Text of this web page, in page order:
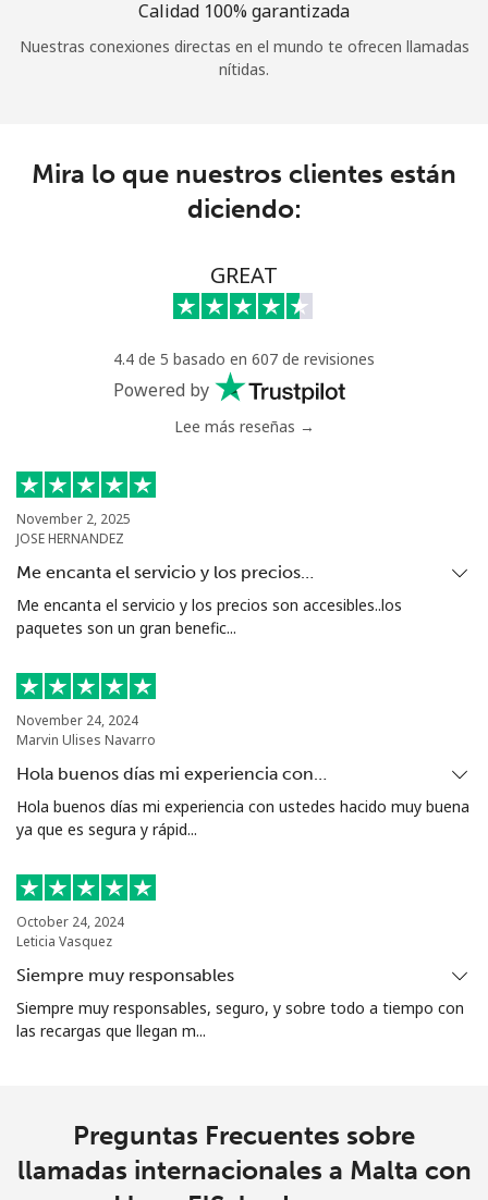
Calidad 100% garantizada
Nuestras conexiones directas en el mundo te ofrecen llamadas
nítidas.
Mira lo que nuestros clientes están
diciendo:
GREAT
4.4 de 5 basado en 607 de revisiones
Powered by
Lee más reseñas →
November 2, 2025
JOSE HERNANDEZ
Me encanta el servicio y los precios…
Me encanta el servicio y los precios son accesibles..los
paquetes son un gran benefic...
November 24, 2024
Marvin Ulises Navarro
Hola buenos días mi experiencia con…
Hola buenos días mi experiencia con ustedes hacido muy buena
ya que es segura y rápid...
October 24, 2024
Leticia Vasquez
Siempre muy responsables
Siempre muy responsables, seguro, y sobre todo a tiempo con
las recargas que llegan m...
Preguntas Frecuentes sobre
llamadas internacionales a Malta con